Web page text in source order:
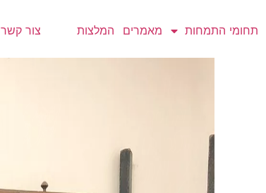
תחומי התמחות מאמרים המלצות צור קשר